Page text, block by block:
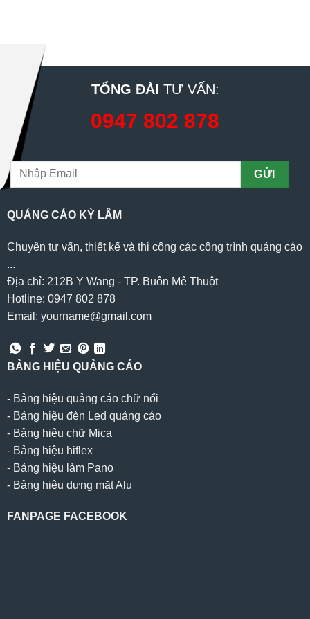
TỔNG ĐÀI TƯ VẤN:
0947 802 878
QUẢNG CÁO KỲ LÂM
Chuyên tư vấn, thiết kế và thi công các công trình quảng cáo
...
Địa chỉ: 212B Y Wang - TP. Buôn Mê Thuột
Hotline: 0947 802 878
Email: yourname@gmail.com
BẢNG HIỆU QUẢNG CÁO
- Bảng hiệu quảng cáo chữ nổi
- Bảng hiệu đèn Led quảng cáo
- Bảng hiệu chữ Mica
- Bảng hiệu hiflex
- Bảng hiệu làm Pano
- Bảng hiệu dựng mặt Alu
FANPAGE FACEBOOK